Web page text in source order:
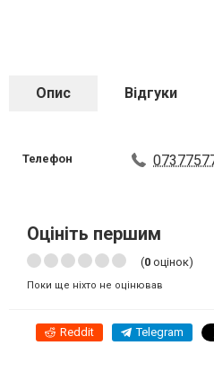
Опис Відгуки
Телефон
Оцініть першим
(0 оцінок)
Поки ще ніхто не оцінював
Reddit Telegram